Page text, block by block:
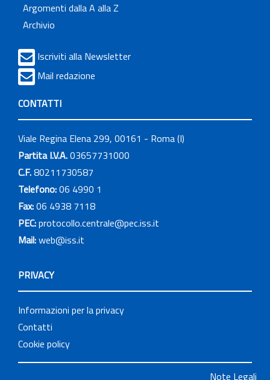
Argomenti dalla A alla Z
Archivio
Iscriviti alla Newsletter
Mail redazione
CONTATTI
Viale Regina Elena 299, 00161 - Roma (I)
Partita I.V.A.03657731000
C.F.80211730587
Telefono:06 4990 1
Fax:06 4938 7118
PEC:protocollo.centrale@pec.iss.it
Mail:web@iss.it
PRIVACY
Informazioni per la privacy
Contatti
Cookie policy
Note Legali